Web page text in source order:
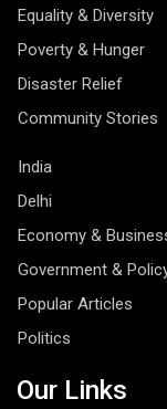
Equality & Diversity
Poverty & Hunger
Disaster Relief
Community Stories
India
Delhi
Economy &
Government &
Popular Articles
Politics
Our Links